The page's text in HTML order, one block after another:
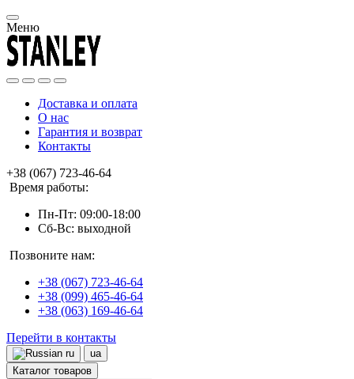
Меню
Доставка и оплата
О нас
Гарантия и возврат
Контакты
+38 (067) 723-46-64
Время работы:
Пн-Пт: 09:00-18:00
Сб-Вс: выходной
Позвоните нам:
+38 (067) 723-46-64
+38 (099) 465-46-64
+38 (063) 169-46-64
Перейти в контакты
ru
ua
Каталог товаров